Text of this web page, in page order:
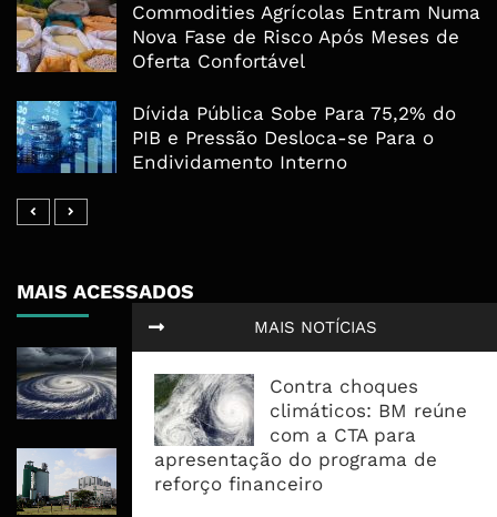
MAIS NOTÍCIAS
Contra choques
climáticos: BM reúne
com a CTA para
apresentação do programa de
reforço financeiro
Commodities Agrícolas Entram Numa
Nova Fase de Risco Após Meses de
Oferta Confortável
Dívida Pública Sobe Para 75,2% do
PIB e Pressão Desloca-se Para o
Endividamento Interno
MAIS ACESSADOS
Afectar Mais De Um Milhão De
Pessoas No Centro E Sul ...
Governo admite nova operadora
para a Mozal após suspensão das